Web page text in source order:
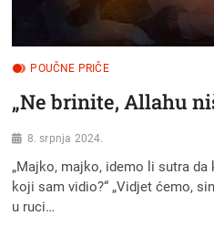
POUČNE PRIČE
„Ne brinite, Allahu
8. srpnja 2024.
„Majko, majko, idemo li sutra
koji sam vidio?“ „Vidjet ćemo,
u ruci…